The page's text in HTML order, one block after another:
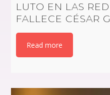
LUTO EN LAS
FALLECE CÉSAR
Read more